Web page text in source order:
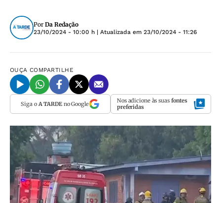
Por Da Redação
23/10/2024 - 10:00 h | Atualizada em 23/10/2024 - 11:26
OUÇA COMPARTILHE
Siga o A TARDEno Google Nos adicione às suas fontes
preferidas